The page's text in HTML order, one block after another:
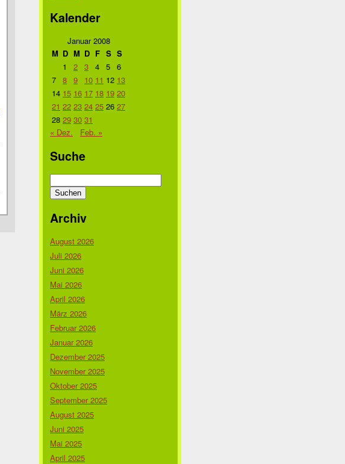
Kalender
Januar 2008
M D M D F S S
1
2 3 4 5 6
7 8 9 10 11 12 13
14 15 16 17 18 19 20
21 22 23 24 25 26 27
28 29 30 31
« Dez.
Feb. »
Suche
nach:
Archiv
August 2026
Juli 2026
Juni 2026
Mai 2026
April 2026
März 2026
Februar 2026
Januar 2026
Dezember 2025
November 2025
Oktober 2025
September 2025
August 2025
Juni 2025
Mai 2025
April 2025